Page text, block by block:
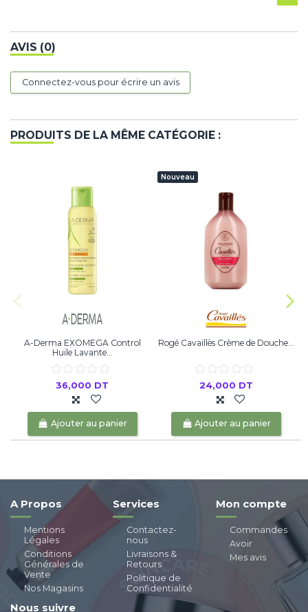
AVIS (0)
Connectez-vous pour écrire un avis
PRODUITS DE LA MÊME CATÉGORIE :
A-Derma EXOMEGA Control
Huile Lavante...
36,000 DT
Ajouter au panier
Nouveau
Rogé Cavaillès Crème de Douche...
24,000 DT
Ajouter au panier
A Propos
Mentions
Légales
Conditions
Générales de
Vente
Nos Magasins
Services
Contactez-
nous
Livraisons &
Retours
Politique de
Confidentialité
Mon compte
Commandes
Avoir
Mes avis
Nous suivre